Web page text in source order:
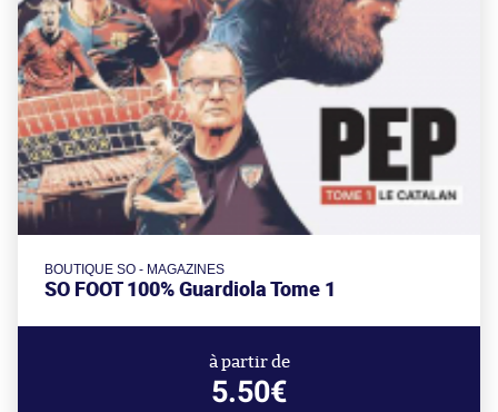
BOUTIQUE SO - MAGAZINES
SO FOOT 100% Guardiola Tome 1
à partir de
5.50€